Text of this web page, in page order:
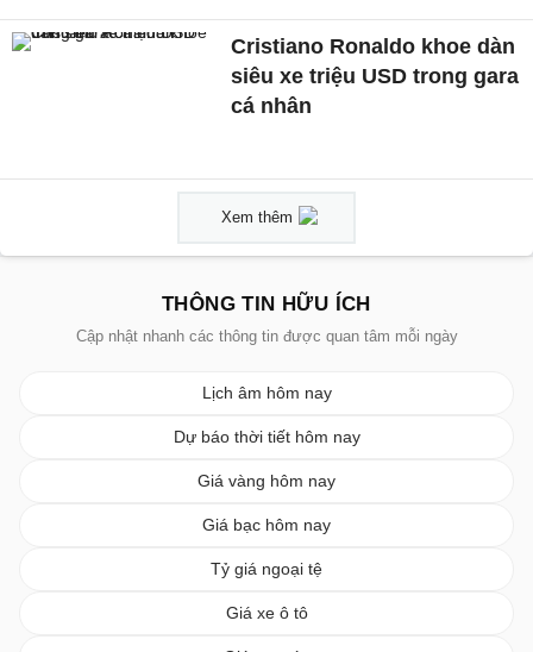
Cristiano Ronaldo khoe dàn
siêu xe triệu USD trong gara
cá nhân
Xem thêm
THÔNG TIN HỮU ÍCH
Cập nhật nhanh các thông tin được quan tâm mỗi ngày
Lịch âm hôm nay
Dự báo thời tiết hôm nay
Giá vàng hôm nay
Giá bạc hôm nay
Tỷ giá ngoại tệ
Giá xe ô tô